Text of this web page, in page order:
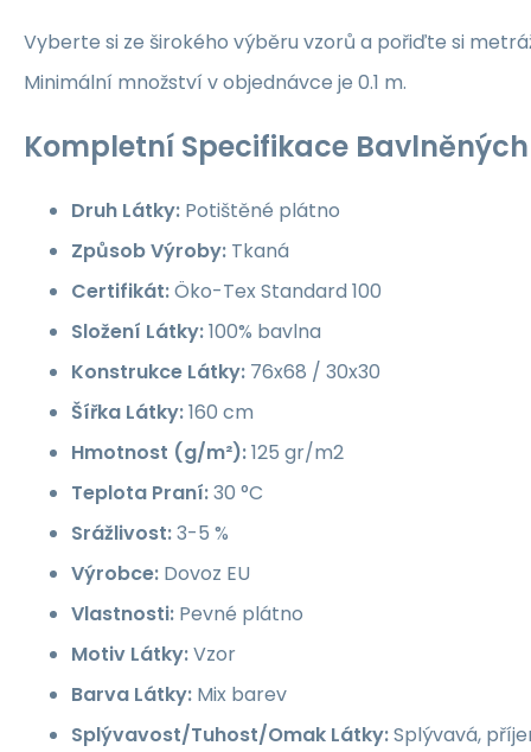
Vyberte si ze širokého výběru vzorů a pořiďte si
Minimální množství v objednávce je 0.1 m.
Kompletní Specifikace
Druh Látky: Potištěné plátno
Způsob Výroby: Tkaná
Certifikát:Öko-Tex Standard 100
Složení Látky:100% bavlna
Konstrukce Látky: 76x68 / 30x30
Šířka Látky:160 cm
Hmotnost (g/m²):125 gr/m2
Teplota Praní:30 °C
Srážlivost:3-5 %
Výrobce: Dovoz EU
Vlastnosti: Pevné plátno
Motiv Látky:Vzor
Barva Látky: Mix barev
Splývavost/Tuhost/Omak Látky:Splývavá,